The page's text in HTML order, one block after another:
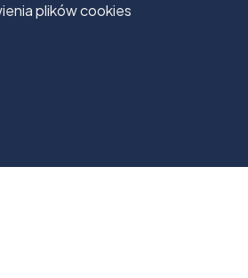
plików cookies